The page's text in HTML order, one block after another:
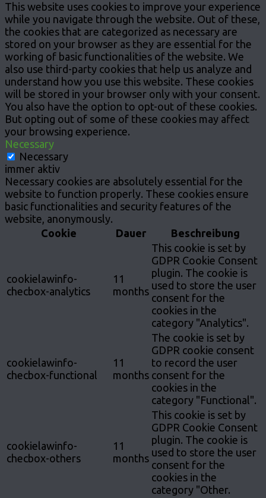
This website uses cookies to improve your experience
while you navigate through the website. Out of these,
the cookies that are categorized as necessary are
stored on your browser as they are essential for the
working of basic functionalities of the website. We
also use third-party cookies that help us analyze and
understand how you use this website. These cookies
will be stored in your browser only with your consent.
You also have the option to opt-out of these cookies.
But opting out of some of these cookies may affect
your browsing experience.
Necessary
Necessary
immer aktiv
Necessary cookies are absolutely essential for the
website to function properly. These cookies ensure
basic functionalities and security features of the
website, anonymously.
Cookie
Dauer Beschreibung
cookielawinfo-
checbox-analytics
11
months
This cookie is set by
GDPR Cookie Consent
plugin. The cookie is
used to store the user
consent for the
cookies in the
category "Analytics".
cookielawinfo-
checbox-functional
11
months
The cookie is set by
GDPR cookie consent
to record the user
consent for the
cookies in the
category "Functional".
cookielawinfo-
checbox-others
11
months
This cookie is set by
GDPR Cookie Consent
plugin. The cookie is
used to store the user
consent for the
cookies in the
category "Other.